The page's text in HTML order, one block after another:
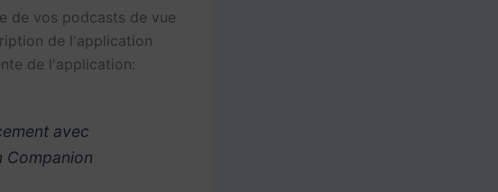
de vos podcasts de vue
de l'application
de l'application:
avec
Companion